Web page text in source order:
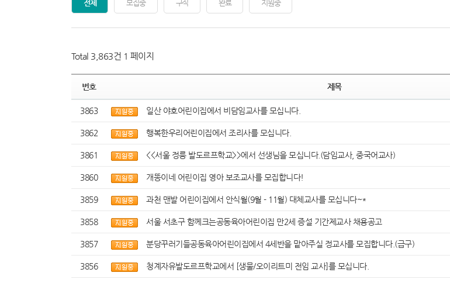
전체 모집중 구직 완료 지원중
Total 3,863건 1 페이지
번호 제목
3863 일산 야호어린이집에서 비담임교사를 모십니다.
3862 행복한우리어린이집에서 조리사를 모십니다.
3861 <<서울 정릉 발도르프학교>>에서 선생님을 모십니다.(담임교사, 중국어교사)
3860 개똥이네 어린이집 영아 보조교사를 모집합니다!
3859 과천 맨발 어린이집에서 안식월(9월 - 11월) 대체교사를 모십니다~*
3858 서울 서초구 함께크는공동육아어린이집 만2세 증설 기간제교사 채용공고
3857 분당꾸러기들공동육아어린이집에서 4세반을 맡아주실 정교사를 모집합니다.(급구)
3856 청계자유발도르프학교에서 [생물/오이리트미 전임 교사]를 모십니다.